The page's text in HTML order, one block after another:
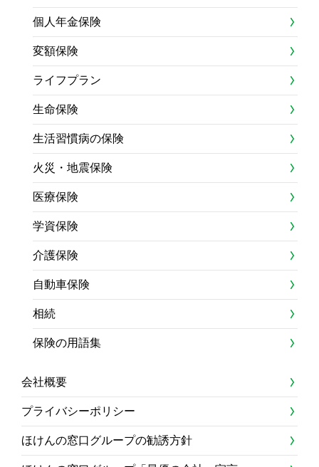
個人年金保険
変額保険
ライフプラン
生命保険
生活習慣病の保険
火災・地震保険
医療保険
学資保険
介護保険
自動車保険
相続
保険の用語集
会社概要
プライバシーポリシー
ほけんの窓口グループの勧誘方針